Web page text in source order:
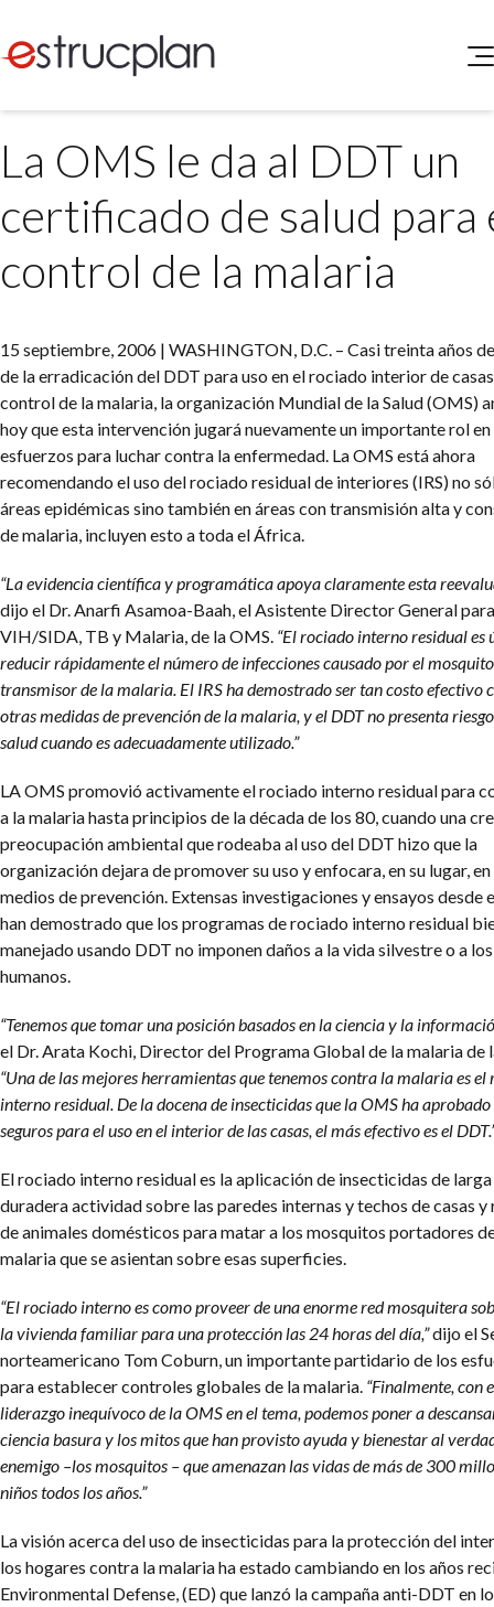
SERVICIOS
Medio Ambiente
Legislación
INGRESAR
Portal de Clientes
Matriz Profesional
La OMS le da al DDT un
certificado de salud para
control de la malaria
15 septiembre, 2006 | WASHINGTON, D.C. – Casi treinta años
de la erradicación del DDT para uso en el rociado interior de
control de la malaria, la organización Mundial de la Salud (OMS)
hoy que esta intervención jugará nuevamente un importante rol en
esfuerzos para luchar contra la enfermedad. La OMS está ahora
recomendando el uso del rociado residual de interiores (IRS) no
áreas epidémicas sino también en áreas con transmisión alta y
de malaria, incluyen esto a toda el África.
“La evidencia científica y programática apoya claramente esta
dijo el Dr. Anarfi Asamoa-Baah, el Asistente Director General para
VIH/SIDA, TB y Malaria, de la OMS. “El rociado interno residual es
reducir rápidamente el número de infecciones causado por el mosquito
transmisor de la malaria. El IRS ha demostrado ser tan costo efectivo
otras medidas de prevención de la malaria, y el DDT no presenta
salud cuando es adecuadamente utilizado.”
LA OMS promovió activamente el rociado interno residual para
a la malaria hasta principios de la década de los 80, cuando una
preocupación ambiental que rodeaba al uso del DDT hizo que la
organización dejara de promover su uso y enfocara, en su lugar,
medios de prevención. Extensas investigaciones y ensayos desde
han demostrado que los programas de rociado interno residual
manejado usando DDT no imponen daños a la vida silvestre o a los
humanos.
“Tenemos que tomar una posición basados en la ciencia y la
el Dr. Arata Kochi, Director del Programa Global de la malaria de
“Una de las mejores herramientas que tenemos contra la malaria es el
interno residual. De la docena de insecticidas que la OMS ha
seguros para el uso en el interior de las casas, el más efectivo es el
El rociado interno residual es la aplicación de insecticidas de
duradera actividad sobre las paredes internas y techos de casas
de animales domésticos para matar a los mosquitos portadores
malaria que se asientan sobre esas superficies.
“El rociado interno es como proveer de una enorme red mosquitera
la vivienda familiar para una protección las 24 horas del día,”dijo el
norteamericano Tom Coburn, un importante partidario de los
para establecer controles globales de la malaria. “Finalmente, con
liderazgo inequívoco de la OMS en el tema, podemos poner a
ciencia basura y los mitos que han provisto ayuda y bienestar al
enemigo –los mosquitos – que amenazan las vidas de más de 300
niños todos los años.”
La visión acerca del uso de insecticidas para la protección del
los hogares contra la malaria ha estado cambiando en los años
Environmental Defense, (ED) que lanzó la campaña anti-DDT en